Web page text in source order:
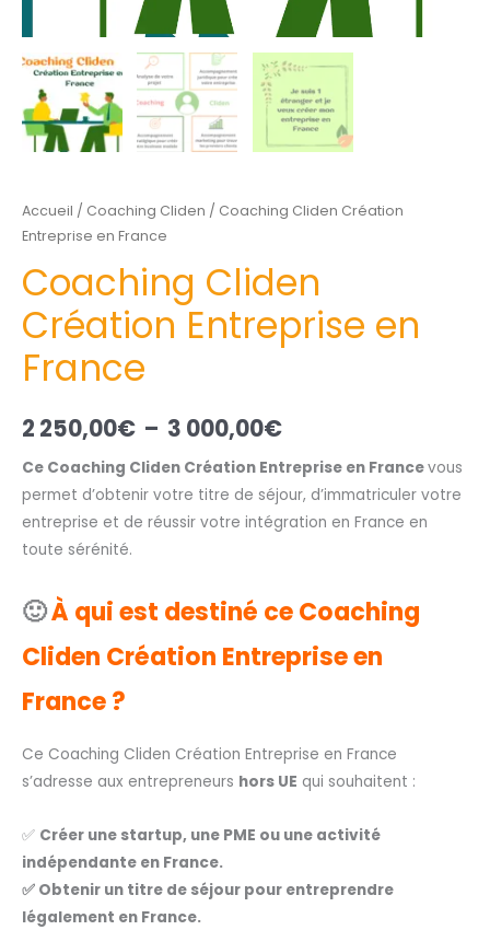
Accueil / Coaching Cliden / Coaching Cliden Création
Entreprise en France
Coaching Cliden
Création Entreprise en
France
2 250,00€ – 3 000,00€
Ce Coaching Cliden Création Entreprise en Francevous
permet d’obtenir votre titre de séjour, d’immatriculer votre
entreprise et de réussir votre intégration en France en
toute sérénité.
🙂À qui est destiné ce Coaching
Cliden Création Entreprise en
France ?
Ce Coaching Cliden Création Entreprise en France
s’adresse aux entrepreneurs hors UE qui souhaitent :
✅ Créer une startup, une PME ou une activité
indépendante en France.
✅ Obtenir un titre de séjour pour entreprendre
légalement en France.